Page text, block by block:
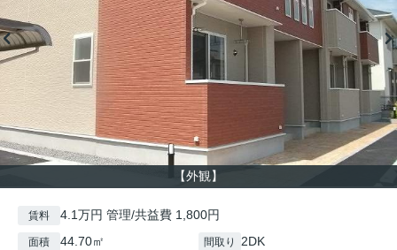
【外観】
賃料 4.1万円 管理/共益費 1,800円
面積 44.70㎡ 間取り 2DK